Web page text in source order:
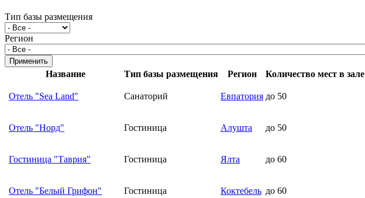
Тип базы размещения
Регион
Название Тип базы размещения Регион Количество мест в зале
Отель "Sea Land" Санаторий Евпатория до 50
Отель "Норд" Гостиница Алушта до 50
Гостиница "Таврия" Гостиница Ялта до 60
Отель "Белый Грифон" Гостиница Коктебель до 60